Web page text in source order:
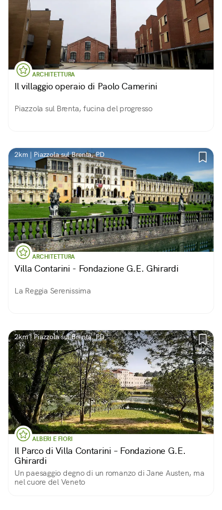
ARCHITETTURA
Il villaggio operaio di Paolo Camerini
Piazzola sul Brenta, fucina del progresso
2km | Piazzola sul Brenta, PD
ARCHITETTURA
Villa Contarini - Fondazione G.E. Ghirardi
La Reggia Serenissima
2km | Piazzola sul Brenta, PD
ALBERI E FIORI
Il Parco di Villa Contarini – Fondazione G.E.
Ghirardi
Un paesaggio degno di un romanzo di Jane Austen, ma
nel cuore del Veneto